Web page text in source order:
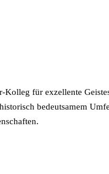
für exzellente
bedeutsamem